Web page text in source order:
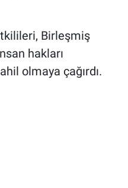
Birleşmiş
hakları
olmaya çağırdı.